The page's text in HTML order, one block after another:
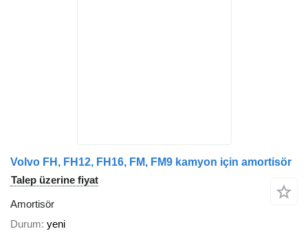
Volvo FH, FH12, FH16, FM, FM9 kamyon için amortisör
Talep üzerine fiyat
Amortisör
Durum yeni